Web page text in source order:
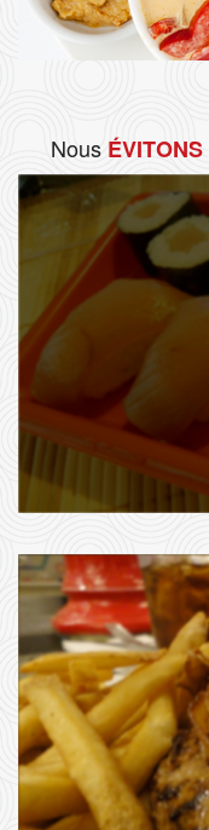
Nous ÉVITONS